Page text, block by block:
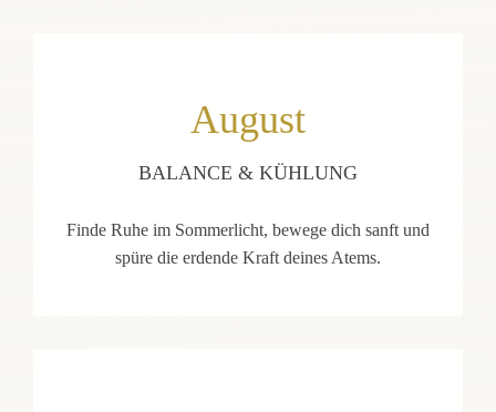
August
BALANCE & KÜHLUNG
Finde Ruhe im Sommerlicht, bewege dich sanft und
spüre die erdende Kraft deines Atems.